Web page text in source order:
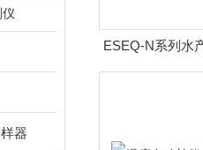
器
ESEQ-N系列水
荧光溶解